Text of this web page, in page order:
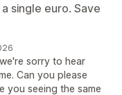
single euro. Save
sorry to hear
Can you please
you seeing the same